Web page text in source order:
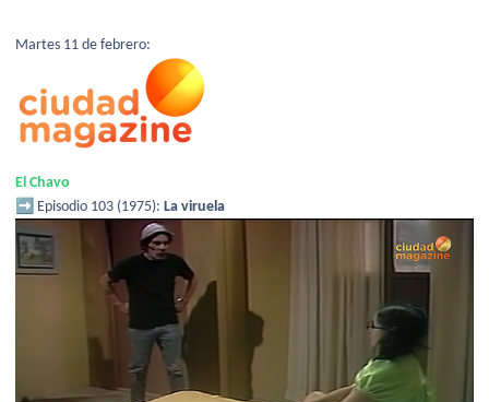
Martes 11 de febrero:
El Chavo
➡️ Episodio 103 (1975): La viruela